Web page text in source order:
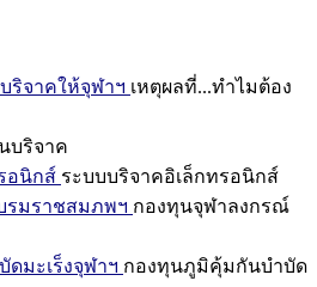
ริจาคให้จุฬาฯ เหตุผลที่...ทำไมต้อง
บริจาค
อนิกส์ ระบบบริจาคอิเล็กทรอนิกส์
รมราชสมภพฯ กองทุนจุฬาลงกรณ์
มะเร็งจุฬาฯ กองทุนภูมิคุ้มกันบำบัด